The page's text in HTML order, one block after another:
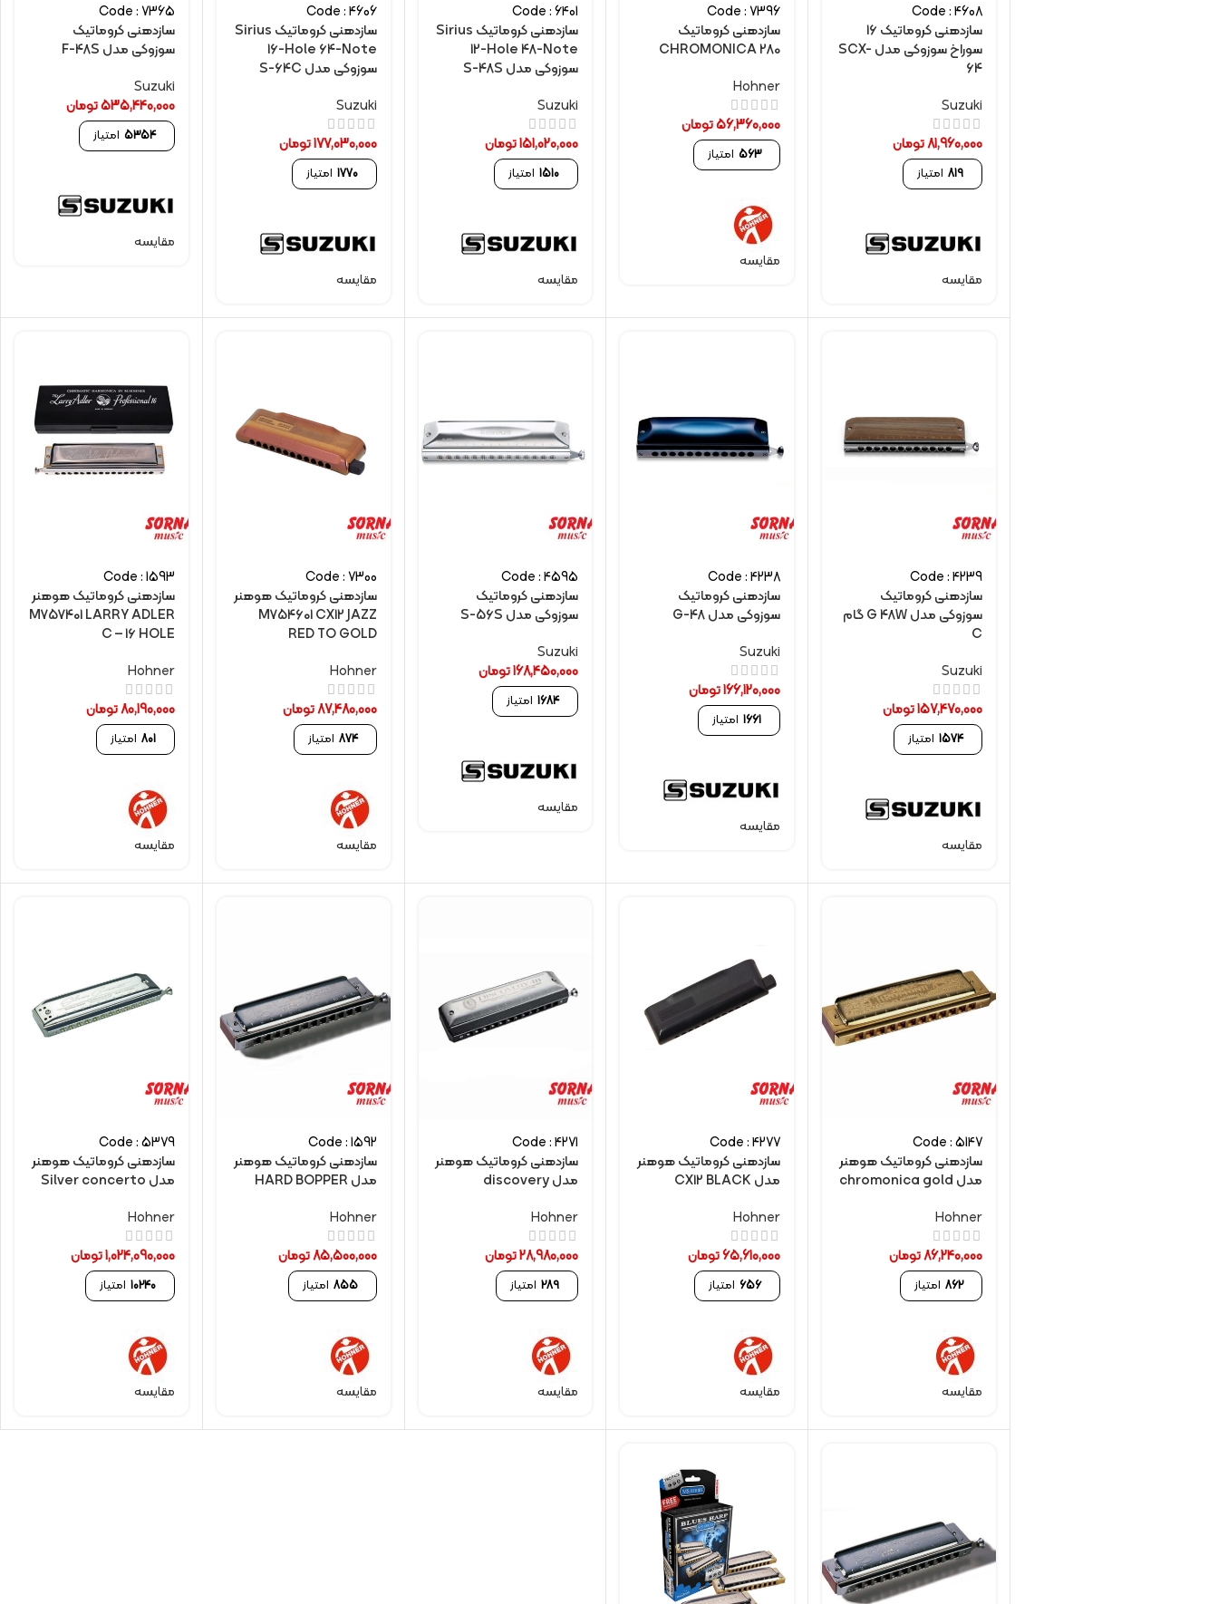
Code : 4608
سازدهنی کروماتیک 16
سوراخ سوزوکی مدل SCX-
64
Suzuki
81,960,000تومان
819 امتیاز
مقایسه
Code : 7396
سازدهنی کروماتیک
CHROMONICA 280
Hohner
56,360,000تومان
563 امتیاز
مقایسه
Code : 6401
سازدهنی کروماتیک Sirius
12-Hole 48-Note
سوزوکی مدل S-48S
Suzuki
151,020,000تومان
1510 امتیاز
مقایسه
Code : 4606
سازدهنی کروماتیک Sirius
16-Hole 64-Note
سوزوکی مدل S-64C
Suzuki
177,030,000تومان
1770 امتیاز
مقایسه
Code : 7365
سازدهنی کروماتیک
سوزوکی مدل F-48S
Suzuki
535,440,000تومان
5354 امتیاز
مقایسه
Code : 4239
سازدهنی کروماتیک
سوزوکی مدل G 48W گام
C
Suzuki
157,470,000تومان
1574 امتیاز
مقایسه
Code : 4238
سازدهنی کروماتیک
سوزوکی مدل G-48
Suzuki
166,120,000تومان
1661 امتیاز
مقایسه
Code : 4595
سازدهنی کروماتیک
سوزوکی مدل S-56S
Suzuki
168,450,000تومان
1684 امتیاز
مقایسه
Code : 7300
سازدهنی کروماتیک هوهنر
M754601 CX12 JAZZ
RED TO GOLD
Hohner
87,480,000تومان
874 امتیاز
مقایسه
Code : 1593
سازدهنی کروماتیک هوهنر
M757401 LARRY ADLER
C – 16 HOLE
Hohner
80,190,000تومان
801 امتیاز
مقایسه
Code : 5147
سازدهنی کروماتیک هوهنر
مدل chromonica gold
Hohner
86,240,000تومان
862 امتیاز
مقایسه
Code : 4277
سازدهنی کروماتیک هوهنر
مدل CX12 BLACK
Hohner
65,610,000تومان
656 امتیاز
مقایسه
Code : 4271
سازدهنی کروماتیک هوهنر
مدل discovery
Hohner
28,980,000تومان
289 امتیاز
مقایسه
Code : 1592
سازدهنی کروماتیک هوهنر
مدل HARD BOPPER
Hohner
85,500,000تومان
855 امتیاز
مقایسه
Code : 5379
سازدهنی کروماتیک هوهنر
مدل Silver concerto
Hohner
1,024,090,000تومان
10240 امتیاز
مقایسه